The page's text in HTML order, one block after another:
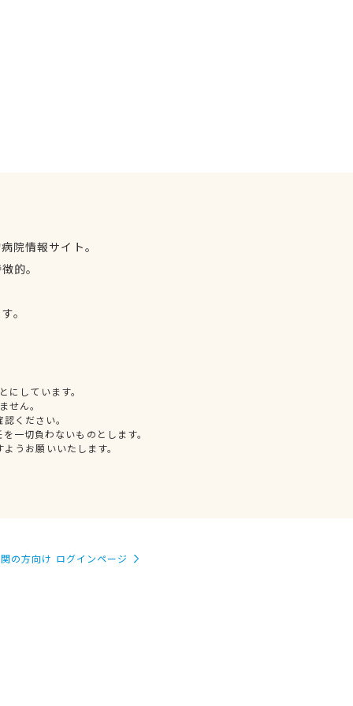
院情報サイト。
的。
。
しています。
せん。
ください。
一切負わないものとします。
うお願いいたします。
の方向け ログインページ